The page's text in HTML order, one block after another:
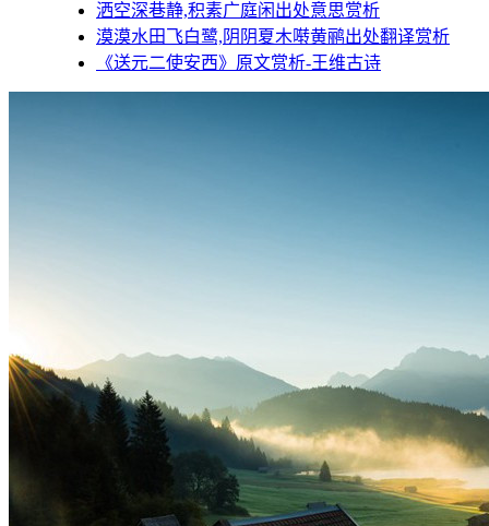
洒空深巷静,积素广庭闲出处意思赏析
漠漠水田飞白鹭,阴阴夏木啭黄鹂出处翻译赏析
《送元二使安西》原文赏析-王维古诗